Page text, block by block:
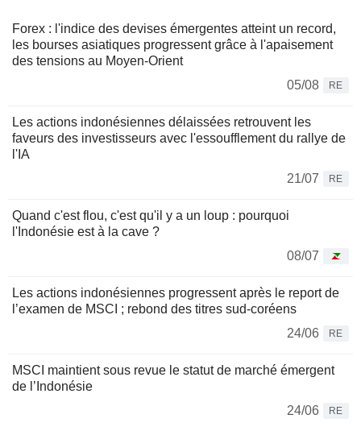
Forex : l'indice des devises émergentes atteint un record,
les bourses asiatiques progressent grâce à l'apaisement
des tensions au Moyen-Orient
05/08
RE
Les actions indonésiennes délaissées retrouvent les
faveurs des investisseurs avec l'essoufflement du rallye de
l'IA
21/07
RE
Quand c'est flou, c'est qu'il y a un loup : pourquoi
l'Indonésie est à la cave ?
08/07
Les actions indonésiennes progressent après le report de
l’examen de MSCI ; rebond des titres sud-coréens
24/06
RE
MSCI maintient sous revue le statut de marché émergent
de l’Indonésie
24/06
RE